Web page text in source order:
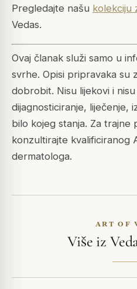
Pregledajte našu kolekciju
Vedas.
Ovaj članak služi samo u
svrhe. Opisi pripravaka su
dobrobit. Nisu lijekovi i
dijagnosticiranje, liječenje,
bilo kojeg stanja. Za trajne
konzultirajte kvalificiranog
dermatologa.
ART OF
Više iz